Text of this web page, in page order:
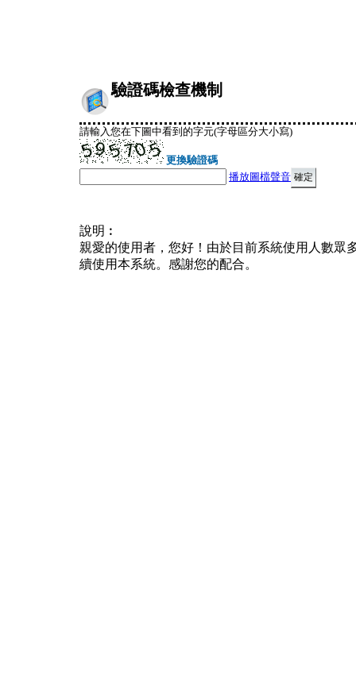
驗證碼檢查機制
請輸入您在下圖中看到的字元(字母區分大小寫)
更換驗證碼
播放圖檔聲音
說明︰
親愛的使用者，您好！由於目前系統使用人數眾
續使用本系統。感謝您的配合。